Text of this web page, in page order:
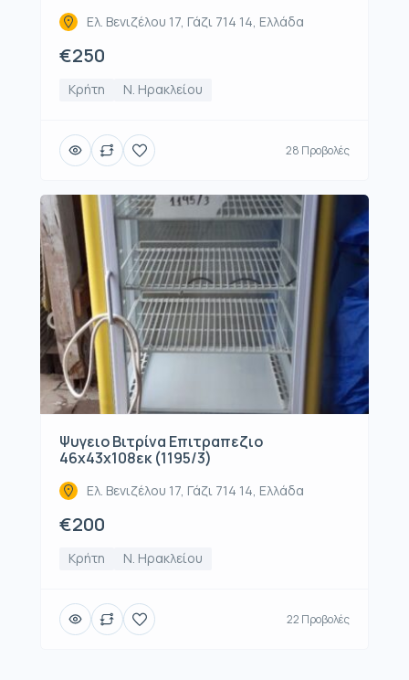
Ελ. Βενιζέλου 17, Γάζι 714 14, Ελλάδα
€250
Κρήτη Ν. Ηρακλείου
28 Προβολές
Ψυγειο Βιτρίνα Επιτραπεζιο
46x43x108εκ (1195/3)
Ελ. Βενιζέλου 17, Γάζι 714 14, Ελλάδα
€200
Κρήτη Ν. Ηρακλείου
22 Προβολές